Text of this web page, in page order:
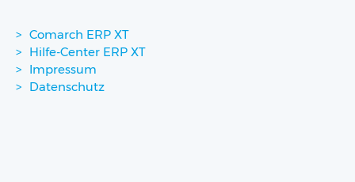
Comarch ERP XT
Hilfe-Center ERP XT
Impressum
Datenschutz